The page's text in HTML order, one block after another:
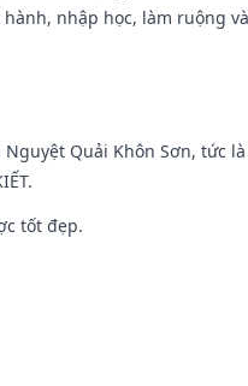
nhập học, làm ruộng
Quải Khôn Sơn, tức
tốt đẹp.